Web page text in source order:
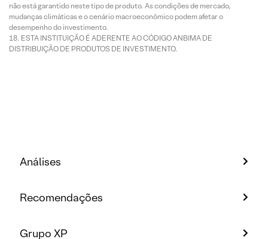
não está garantido neste tipo de produto. As condições de mercado,
mudanças climáticas e o cenário macroeconômico podem afetar o
desempenho do investimento.
ESTA INSTITUIÇÃO É ADERENTE AO CÓDIGO ANBIMA DE
DISTRIBUIÇÃO DE PRODUTOS DE INVESTIMENTO.
Análises
Recomendações
Grupo XP